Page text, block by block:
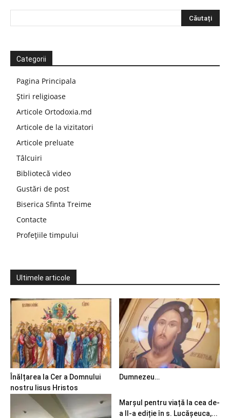
Categorii
Pagina Principala
Știri religioase
Articole Ortodoxia.md
Articole de la vizitatori
Articole preluate
Tâlcuiri
Bibliotecă video
Gustări de post
Biserica Sfinta Treime
Contacte
Profețiile timpului
Ultimele articole
Înălțarea la Cer a Domnului
nostru Iisus Hristos
Dumnezeu…
Marșul pentru viață la cea de-
a II-a ediție în s. Lucășeuca,...